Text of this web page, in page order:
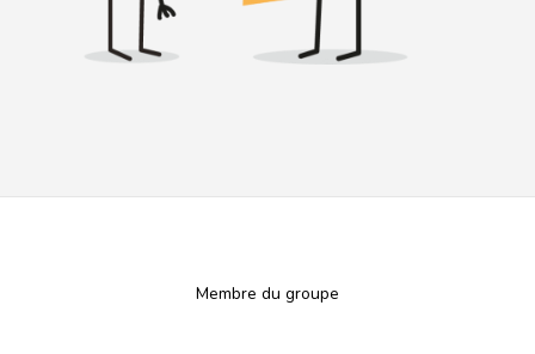
Membre du groupe